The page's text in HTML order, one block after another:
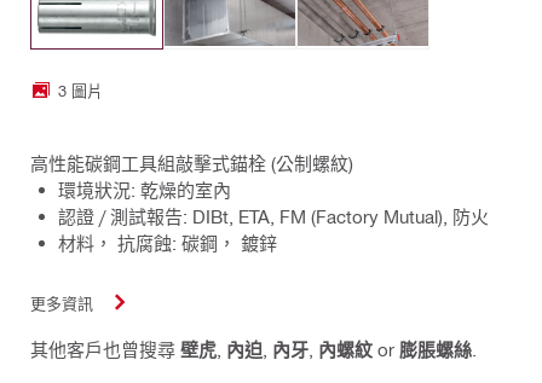
3 圖片
高性能碳鋼工具組敲擊式錨栓 (公制螺紋)
環境狀況: 乾燥的室內
認證 / 測試報告: DIBt, ETA, FM (Factory Mutual), 防火
材料， 抗腐蝕: 碳鋼， 鍍鋅
更多資訊
其他客戶也曾搜尋 壁虎 內迫 內牙 內螺紋 or 膨脹螺絲